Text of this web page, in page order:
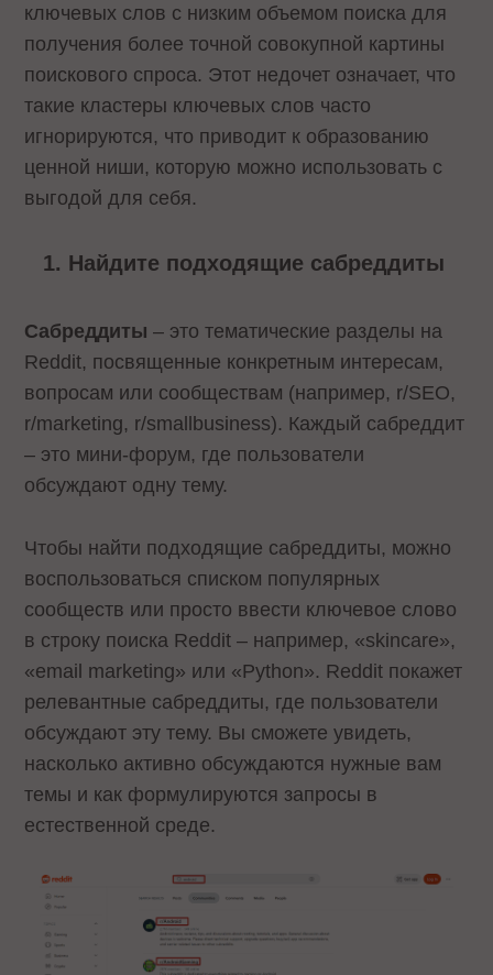
ключевых слов с низким объемом поиска для
получения более точной совокупной картины
поискового спроса. Этот недочет означает, что
такие кластеры ключевых слов часто
игнорируются, что приводит к образованию
ценной ниши, которую можно использовать с
выгодой для себя.
Найдите подходящие сабреддиты
Сабреддиты – это тематические разделы на
Reddit, посвященные конкретным интересам,
вопросам или сообществам (например, r/SEO,
r/marketing, r/smallbusiness). Каждый сабреддит
– это мини-форум, где пользователи
обсуждают одну тему.
Чтобы найти подходящие сабреддиты, можно
воспользоваться списком популярных
сообществ или просто ввести ключевое слово
в строку поиска Reddit – например, «skincare»,
«email marketing» или «Python». Reddit покажет
релевантные сабреддиты, где пользователи
обсуждают эту тему. Вы сможете увидеть,
насколько активно обсуждаются нужные вам
темы и как формулируются запросы в
естественной среде.